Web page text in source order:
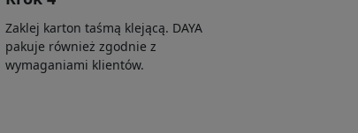
Zaklej karton taśmą klejącą. DAYA
pakuje również zgodnie z
wymaganiami klientów.